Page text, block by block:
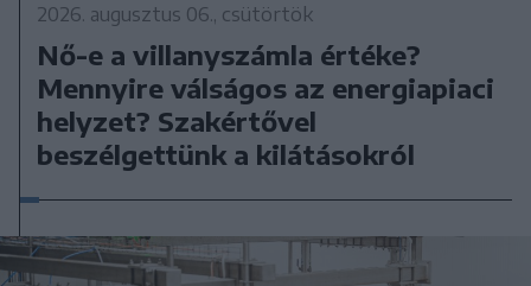
2026. augusztus 06., csütörtök
Nő-e a villanyszámla értéke?
Mennyire válságos az energiapiaci
helyzet? Szakértővel
beszélgettünk a kilátásokról